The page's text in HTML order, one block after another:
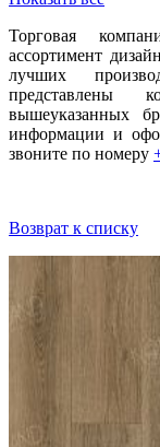
Торговая
ассортимент
лучших
представлены
вышеуказанных
информации и
звоните по номеру
Возврат к списку